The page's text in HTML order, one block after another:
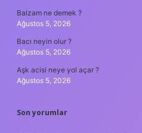
Balzam ne demek ?
Ağustos 5, 2026
Bacı neyin olur ?
Ağustos 5, 2026
Aşk acisi neye yol açar ?
Ağustos 5, 2026
Son yorumlar